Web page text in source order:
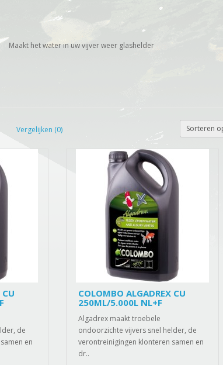
Maakt het water in uw vijver weer glashelder
Vergelijken (0) Sorteren
de
en
COLOMBO ALGADREX CU
250ML/5.000L NL+F
Algadrex maakt troebele
ondoorzichte vijvers snel helder, de
verontreinigingen klonteren samen en
dr..